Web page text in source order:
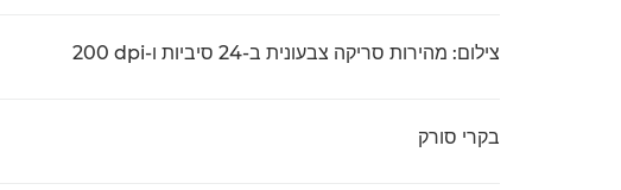
צילום: מהירות סריקה צבעונית ב-24 סיביות ו-dpi ‏200
בקרי סורק